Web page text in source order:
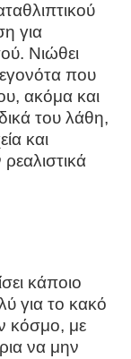
για
Νιώθει
που
ακόμα και
του λάθη,
και
κάποιο
για το κακό
κόσμο, με
να μην